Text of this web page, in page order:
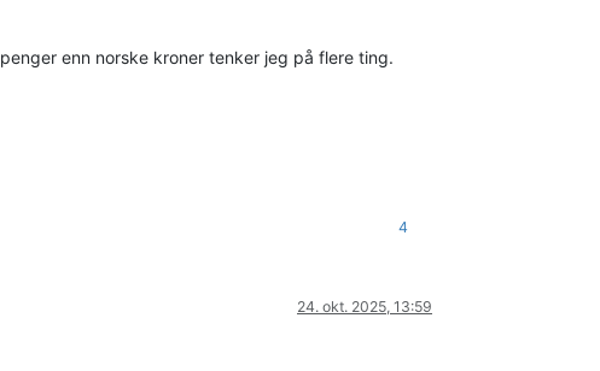
enn norske kroner tenker jeg på flere ting.
4
24. okt. 2025, 13:59